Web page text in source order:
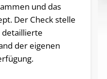
und das
Der Check stelle
der eigenen